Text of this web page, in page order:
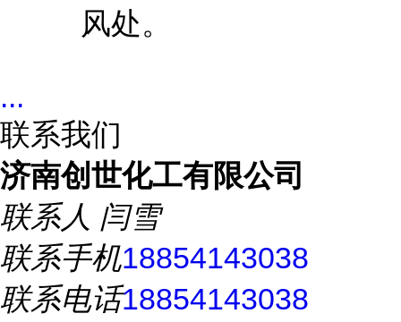
风处。
...
联系我们
济南创世化工有限公司
联系人 闫雪
联系手机18854143038
联系电话18854143038